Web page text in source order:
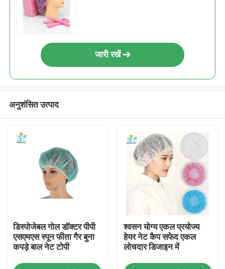
जारी रखें
अनुशंसित उत्पाद
डिस्पोजेबल गोल डॉक्टर पीपी
एसएमएस स्पून फीता गैर बुना
कपड़े बाल नेट टोपी
श्वसन योग्य एकल प्रयोज्य
हेयर नेट कैप सफेद एकल
लोचदार डिजाइन में